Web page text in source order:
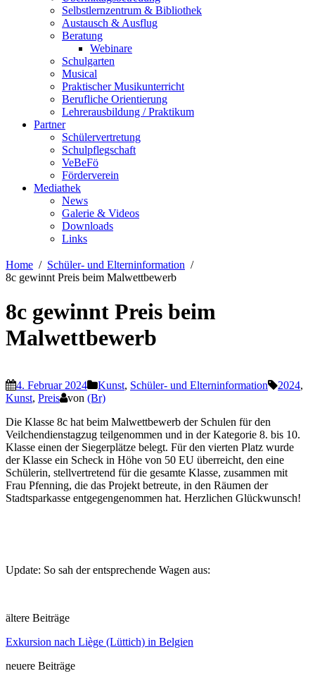
Selbstlernzentrum & Bibliothek
Austausch & Ausflug
Beratung
Webinare
Schulgarten
Musical
Praktischer Musikunterricht
Berufliche Orientierung
Lehrerausbildung / Praktikum
Partner
Schülervertretung
Schulpflegschaft
VeBeFö
Förderverein
Mediathek
News
Galerie & Videos
Downloads
Links
Home
Schüler- und Elterninformation
8c gewinnt Preis beim Malwettbewerb
8c gewinnt Preis beim
Malwettbewerb
4. Februar 2024 Kunst, Schüler- und Elterninformation 2024,
Kunst, Preis von (Br)
Die Klasse 8c hat beim Malwettbewerb der Schulen für den
Veilchendienstagzug teilgenommen und in der Kategorie 8. bis 10.
Klasse einen der Siegerplätze belegt. Für den vierten Platz wurde
der Klasse ein Scheck in Höhe von 50 EU überreicht, den eine
Schülerin, stellvertretend für die gesamte Klasse, zusammen mit
Frau Pfenning, die das Projekt betreute, in den Räumen der
Stadtsparkasse entgegengenommen hat. Herzlichen Glückwunsch!
Update: So sah der entsprechende Wagen aus:
ältere Beiträge
Exkursion nach Liège (Lüttich) in Belgien
neuere Beiträge